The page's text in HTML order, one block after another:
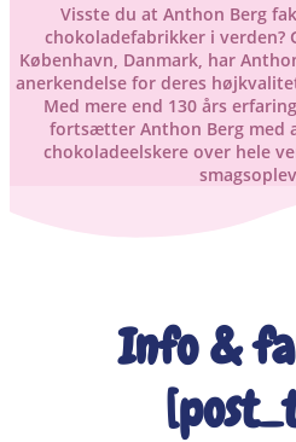
Visste du at Anthon Berg
chokoladefabrikker i verden?
København, Danmark, har
anerkendelse for deres
Med mere end 130 års
fortsætter Anthon Berg med
chokoladeelskere over hele
Info &